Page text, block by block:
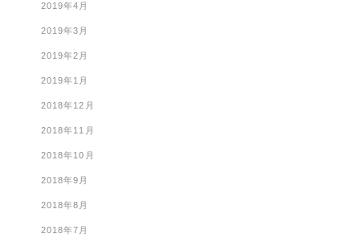
2019年4月
2019年3月
2019年2月
2019年1月
2018年12月
2018年11月
2018年10月
2018年9月
2018年8月
2018年7月